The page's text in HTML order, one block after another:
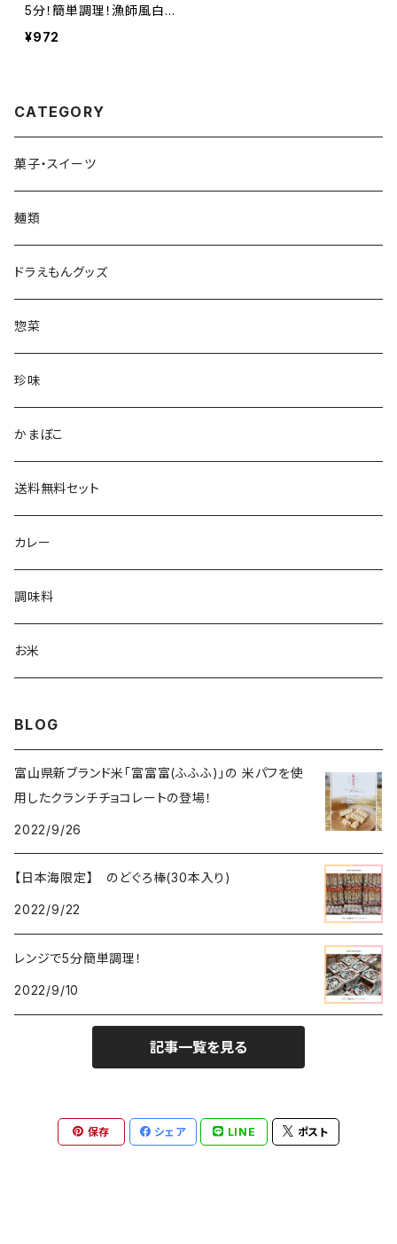
5分！簡単調理！漁師風白え
びめし
¥972
CATEGORY
菓子・スイーツ
麺類
ドラえもんグッズ
惣菜
珍味
かまぼこ
送料無料セット
カレー
調味料
お米
BLOG
富山県新ブランド米「富富富(ふふふ)」の 米パフを使
用したクランチチョコレートの登場！
2022/9/26
【日本海限定】 のどぐろ棒(30本入り)
2022/9/22
レンジで5分簡単調理！
2022/9/10
記事一覧を見る
保存 シェア LINE ポスト